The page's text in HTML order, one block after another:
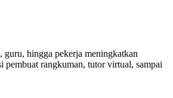
guru, hingga pekerja meningkatkan
pembuat rangkuman, tutor virtual, sampai